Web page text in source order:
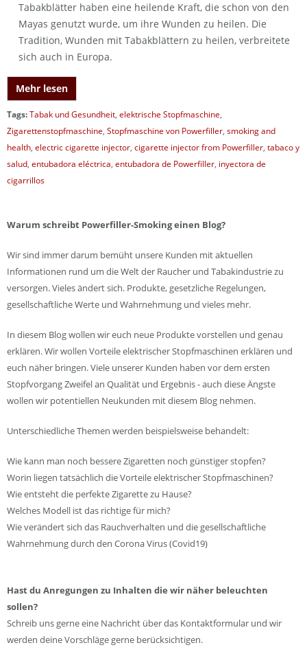
Tabakblätter haben eine heilende Kraft, die schon von den
Mayas genutzt wurde, um ihre Wunden zu heilen. Die
Tradition, Wunden mit Tabakblättern zu heilen, verbreitete
sich auch in Europa.
Mehr lesen
Tags:Tabak und Gesundheit, elektrische Stopfmaschine,
Zigarettenstopfmaschine, Stopfmaschine von Powerfiller, smoking and
health, electric cigarette injector, cigarette injector from Powerfiller, tabaco y
salud, entubadora eléctrica, entubadora de Powerfiller, inyectora de
cigarrillos
Warum schreibt Powerfiller-Smoking einen Blog?
Wir sind immer darum bemüht unsere Kunden mit aktuellen
Informationen rund um die Welt der Raucher und Tabakindustrie zu
versorgen. Vieles ändert sich. Produkte, gesetzliche Regelungen,
gesellschaftliche Werte und Wahrnehmung und vieles mehr.
In diesem Blog wollen wir euch neue Produkte vorstellen und genau
erklären. Wir wollen Vorteile elektrischer Stopfmaschinen erklären und
euch näher bringen. Viele unserer Kunden haben vor dem ersten
Stopfvorgang Zweifel an Qualität und Ergebnis - auch diese Ängste
wollen wir potentiellen Neukunden mit diesem Blog nehmen.
Unterschiedliche Themen werden beispielsweise behandelt:
Wie kann man noch bessere Zigaretten noch günstiger stopfen?
Worin liegen tatsächlich die Vorteile elektrischer Stopfmaschinen?
Wie entsteht die perfekte Zigarette zu Hause?
Welches Modell ist das richtige für mich?
Wie verändert sich das Rauchverhalten und die gesellschaftliche
Wahrnehmung durch den Corona Virus (Covid19)
Hast du Anregungen zu Inhalten die wir näher beleuchten
sollen?
Schreib uns gerne eine Nachricht über das Kontaktformular und wir
werden deine Vorschläge gerne berücksichtigen.